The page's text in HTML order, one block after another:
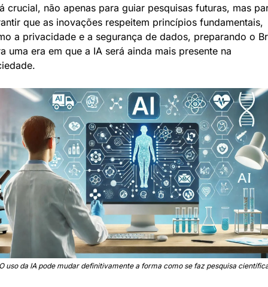
crucial, não apenas para guiar pesquisas futuras, mas
que as inovações respeitem princípios fundamentais,
a privacidade e a segurança de dados, preparando o
uma era em que a IA será ainda mais presente na
uso da IA pode mudar definitivamente a forma como se faz pesquisa